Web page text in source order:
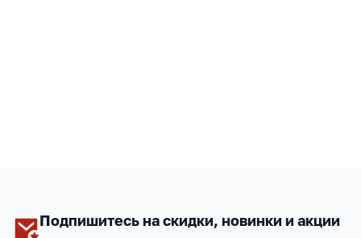
Подпишитесь на скидки, новинки и акции